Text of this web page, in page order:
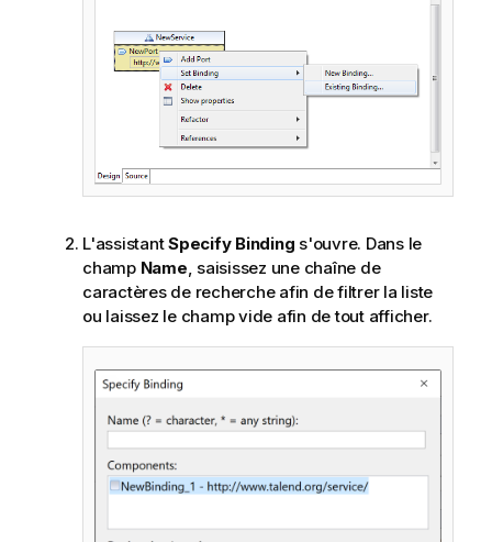
L'assistantSpecify Binding s'ouvre. Dans le
champ Name, saisissez une chaîne de
caractères de recherche afin de filtrer la liste
ou laissez le champ vide afin de tout afficher.